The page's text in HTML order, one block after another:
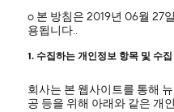
ο 본 방침은 2019년 06월 27
용됩니다..
1. 수집하는 개인정보 항목 및 수집
회사는 본 웹사이트를 통해
공 등을 위해 아래와 같은 개